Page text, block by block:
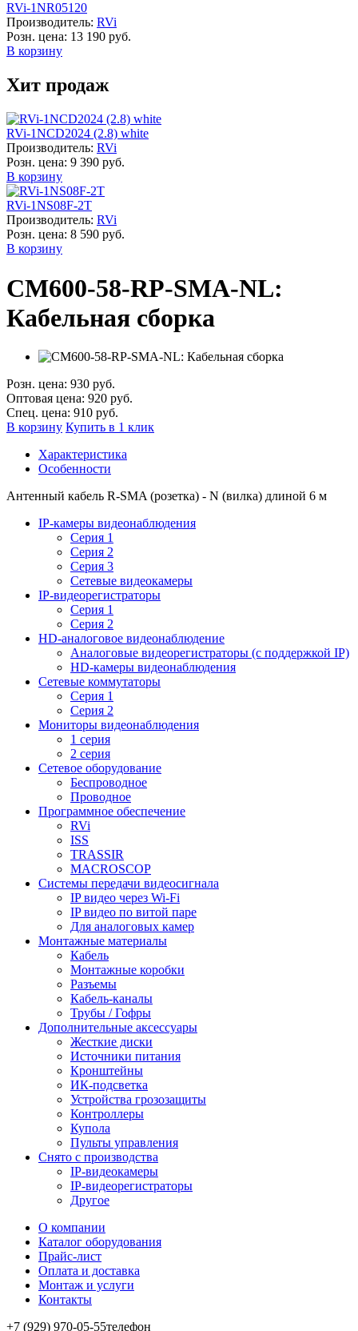
RVi-1NR05120
Производитель: RVi
Розн. цена: 13 190 руб.
В корзину
Хит продаж
RVi-1NCD2024 (2.8) white
Производитель: RVi
Розн. цена: 9 390 руб.
В корзину
RVi-1NS08F-2T
Производитель: RVi
Розн. цена: 8 590 руб.
В корзину
CM600-58-RP-SMA-NL:
Кабельная сборка
Розн. цена: 930 руб.
Оптовая цена: 920 руб.
Спец. цена: 910 руб.
В корзину Купить в 1 клик
Характеристика
Особенности
Антенный кабель R-SMA (розетка) - N (вилка) длиной 6 м
IP-камеры видеонаблюдения
Серия 1
Серия 2
Серия 3
Сетевые видеокамеры
IP-видеорегистраторы
Серия 1
Серия 2
HD-аналоговое видеонаблюдение
Aналоговые видеорегистраторы (с поддержкой IP)
HD-камеры видеонаблюдения
Сетевые коммутаторы
Серия 1
Серия 2
Мониторы видеонаблюдения
1 серия
2 серия
Сетевое оборудование
Беспроводное
Проводное
Программное обеспечение
RVi
ISS
TRASSIR
MACROSCOP
Системы передачи видеосигнала
IP видео через Wi-Fi
IP видео по витой паре
Для аналоговых камер
Монтажные материалы
Кабель
Монтажные коробки
Разъемы
Кабель-каналы
Трубы / Гофры
Дополнительные аксессуары
Жесткие диски
Источники питания
Кронштейны
ИК-подсветка
Устройства грозозащиты
Контроллеры
Купола
Пульты управления
Снято с производства
IP-видеокамеры
IP-видеорегистраторы
Другое
О компании
Каталог оборудования
Прайс-лист
Оплата и доставка
Монтаж и услуги
Контакты
+7 (929) 970-05-55телефон